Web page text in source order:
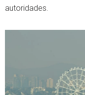
autoridades.